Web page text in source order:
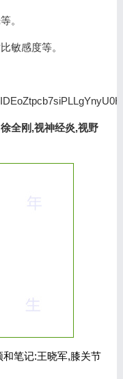
。
敏感度等。
全刚,视神经炎,视野
和笔记:王晓军,膝关节